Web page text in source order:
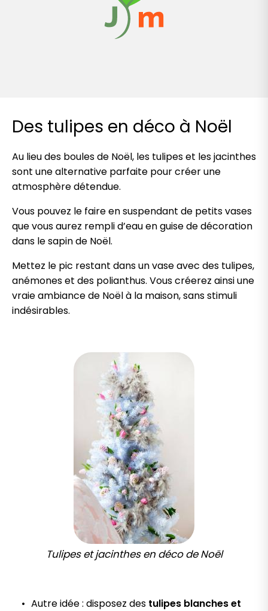
Des tulipes en déco à Noël
Au lieu des boules de Noël, les tulipes et les jacinthes
sont une alternative parfaite pour créer une
atmosphère détendue.
Vous pouvez le faire en suspendant de petits vases
que vous aurez rempli d’eau en guise de décoration
dans le sapin de Noël.
Mettez le pic restant dans un vase avec des tulipes,
anémones et des polianthus. Vous créerez ainsi une
vraie ambiance de Noël à la maison, sans stimuli
indésirables.
Tulipes et jacinthes en déco de Noël
Autre idée : disposez des tulipes blanches et